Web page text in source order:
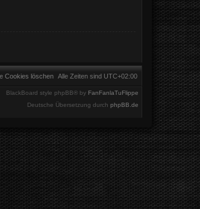
Alle Zeiten sind UTC+02:00
Cookies löschen
BlackBoard style phpBB® by FanFanlaTuFlippe
Deutsche Übersetzung durch phpBB.de